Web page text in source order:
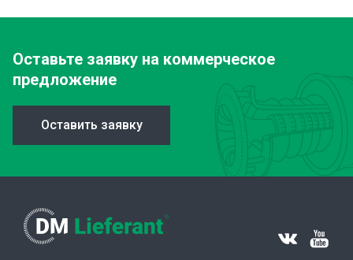
Оставьте заявку на коммерческое
предложение
Оставить заявку